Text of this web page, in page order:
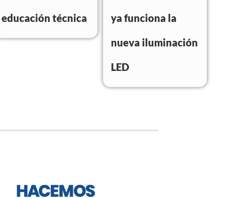
educación técnica
ya funciona la
nueva iluminación
LED